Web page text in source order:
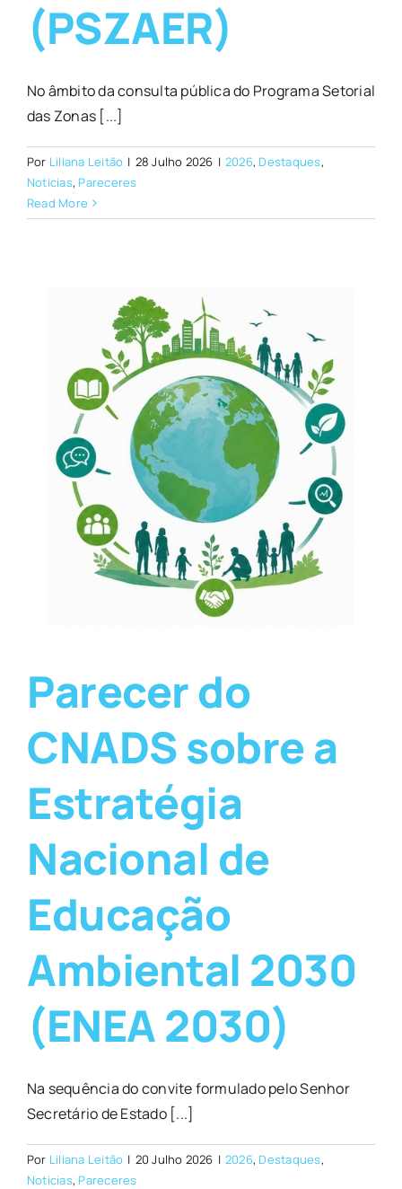
(PSZAER)
No âmbito da consulta pública do Programa Setorial
das Zonas [...]
Por Liliana Leitão | 28 Julho 2026 | 2026, Destaques,
Noticias, Pareceres
Read More
Parecer do
CNADS sobre a
Estratégia
Nacional de
Educação
Ambiental 2030
(ENEA 2030)
Na sequência do convite formulado pelo Senhor
Secretário de Estado [...]
Por Liliana Leitão | 20 Julho 2026 | 2026, Destaques,
Noticias, Pareceres